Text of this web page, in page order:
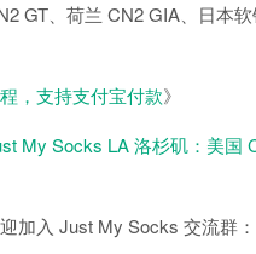
GT、荷兰 CN2 GIA、日本
，支持支付宝付款》
My Socks LA 洛杉矶：美国
加入 Just My Socks 交流群：